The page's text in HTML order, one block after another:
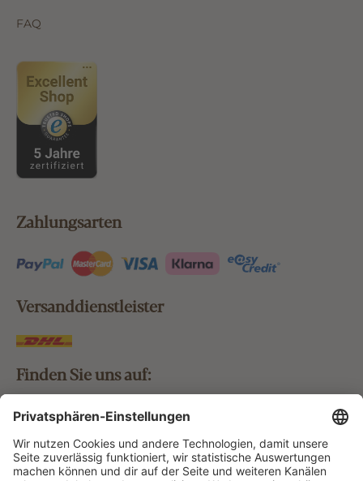
FAQ
Zahlungsarten
Versanddienstleister
Finden Sie uns auf:
Bestellung widerrufen